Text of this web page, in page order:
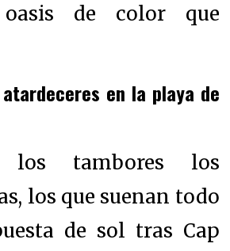
oasis de color que
en la playa de
tambores los
los que suenan todo
de sol tras Cap